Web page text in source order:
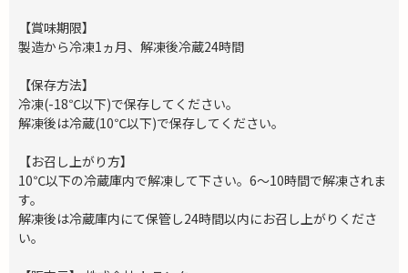
【賞味期限】
製造から冷凍1ヵ月、解凍後冷蔵24時間
【保存方法】
冷凍(-18℃以下)で保存してください。
解凍後は冷蔵(10℃以下)で保存してください。
【お召し上がり方】
10℃以下の冷蔵庫内で解凍して下さい。6～10時間で解凍されま
す。
解凍後は冷蔵庫内にて保管し24時間以内にお召し上がりくださ
い。